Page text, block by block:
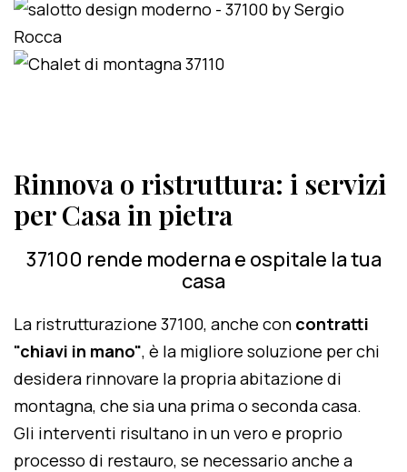
Rinnova o ristruttura: i servizi
per Casa in pietra
37100 rende moderna e ospitale la tua
casa
La ristrutturazione 37100, anche con contratti
"chiavi in mano", è la migliore soluzione per chi
desidera rinnovare la propria abitazione di
montagna, che sia una prima o seconda casa.
Gli interventi risultano in un vero e proprio
processo di restauro, se necessario anche a